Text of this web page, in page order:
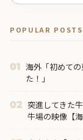
POPULAR POSTS
01 海外「初めて
た！」
02 突進してきた
牛場の映像【海